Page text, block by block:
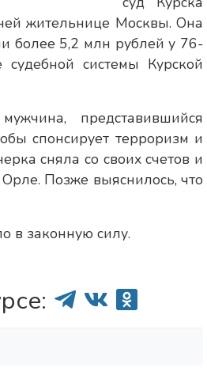
жительнице Москвы. Она
более 5,2 млн рублей у 76-
системы Курской
представившийся
спонсирует терроризм и
сняла со своих счетов и
Позже выяснилось, что
в законную силу.